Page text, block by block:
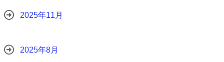
2025年11月
2025年8月